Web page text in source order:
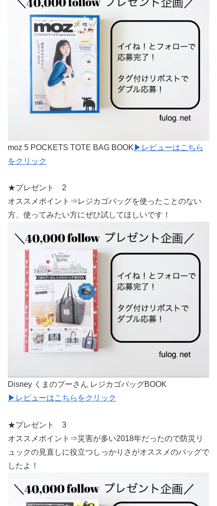
moz 5 POCKETS TOTE BAG BOOK ▶︎レビューはこちら
をクリック
★プレゼント 2
オススメポイント⇒レジカゴバッグを使ったことのない
方、使ってみたい方にぜひ試してほしいです！
Disney くまのプーさん レジカゴバッグBOOK
▶︎レビューはこちらをクリック
★プレゼント 3
オススメポイント⇒災害が多い2018年だったので防災リ
ュックの見直しに役立つしっかりさがオススメのバッグで
したよ！